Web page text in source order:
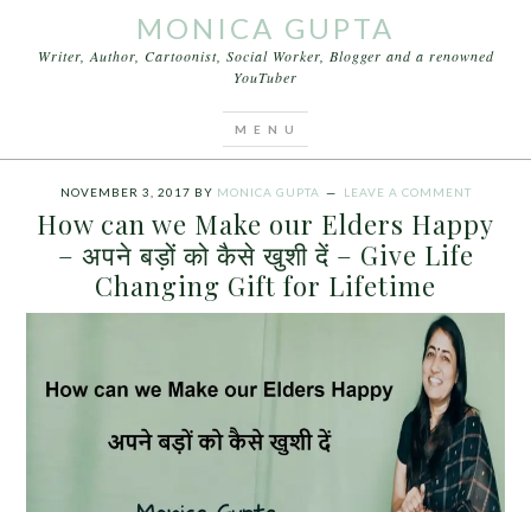
MONICA GUPTA
Writer, Author, Cartoonist, Social Worker, Blogger and a renowned
YouTuber
NOVEMBER 3, 2017 BY MONICA GUPTA LEAVE A COMMENT
How can we Make our Elders Happy
– अपने बड़ों को कैसे खुशी दें – Give Life
Changing Gift for Lifetime